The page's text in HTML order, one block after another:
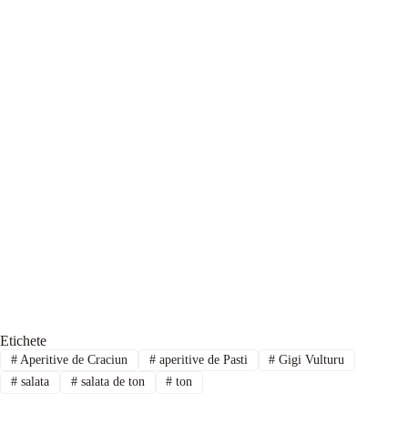
Etichete
#Aperitive de Craciun #aperitive de Pasti # Gigi Vulturu
#salata #salata de ton # ton